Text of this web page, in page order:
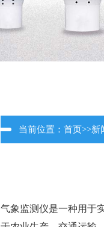
当前位置：首页>>新
气象监测仪是一种用于